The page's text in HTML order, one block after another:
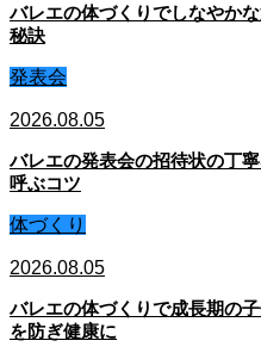
バレエの体づくりでしなやか
秘訣
発表会
2026.08.05
バレエの発表会の招待状の丁
呼ぶコツ
体づくり
2026.08.05
バレエの体づくりで成長期の
を防ぎ健康に